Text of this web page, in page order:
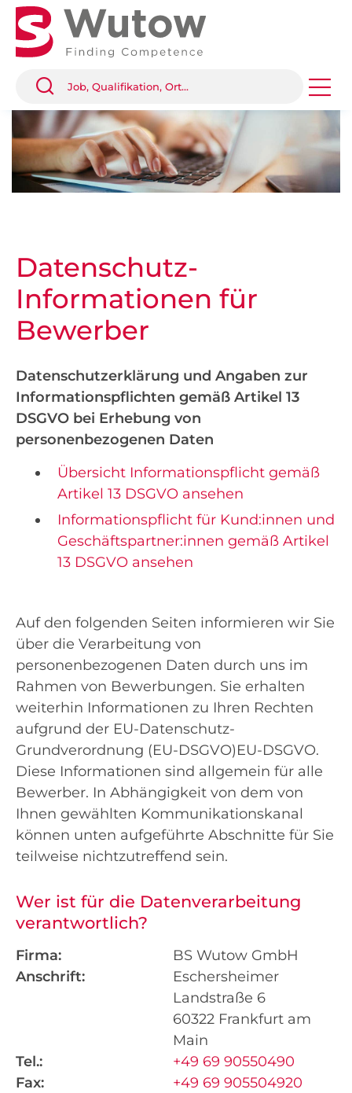
Datenschutz-
Informationen für
Bewerber
Datenschutzerklärung und Angaben zur
Informationspflichten gemäß Artikel 13
DSGVO bei Erhebung von
personenbezogenen Daten
Übersicht Informationspflicht gemäß
Artikel 13 DSGVO ansehen
Informationspflicht für Kund:innen und
Geschäftspartner:innen gemäß Artikel
13 DSGVO ansehen
Auf den folgenden Seiten informieren wir Sie
über die Verarbeitung von
personenbezogenen Daten durch uns im
Rahmen von Bewerbungen. Sie erhalten
weiterhin Informationen zu Ihren Rechten
aufgrund der EU-Datenschutz-
Grundverordnung (EU-DSGVO)EU-DSGVO.
Diese Informationen sind allgemein für alle
Bewerber. In Abhängigkeit von dem von
Ihnen gewählten Kommunikationskanal
können unten aufgeführte Abschnitte für Sie
teilweise nichtzutreffend sein.
Wer ist für die Datenverarbeitung
verantwortlich?
Firma:
BS Wutow GmbH
Anschrift:
Eschersheimer
Landstraße 6
60322 Frankfurt am
Main
Tel.:
+49 69 90550490
Fax:
+49 69 905504920